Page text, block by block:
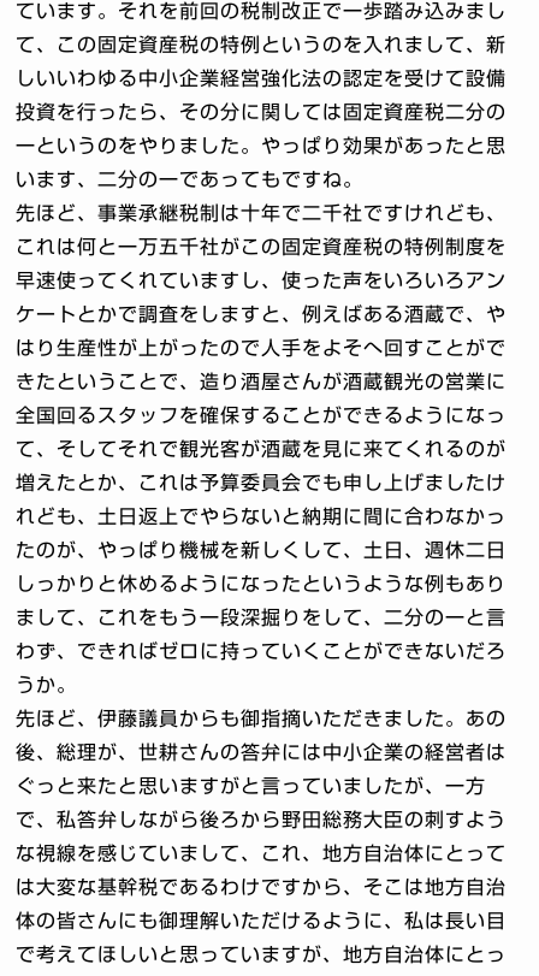
ています。それを前回の税制改正で一歩踏み込みまし
て、この固定資産税の特例というのを入れまして、新
しいいわゆる中小企業経営強化法の認定を受けて設備
投資を行ったら、その分に関しては固定資産税二分の
一というのをやりました。やっぱり効果があったと思
います、二分の一であってもですね。
先ほど、事業承継税制は十年で二千社ですけれども、
これは何と一万五千社がこの固定資産税の特例制度を
早速使ってくれていますし、使った声をいろいろアン
ケートとかで調査をしますと、例えばある酒蔵で、や
はり生産性が上がったので人手をよそへ回すことがで
きたということで、造り酒屋さんが酒蔵観光の営業に
全国回るスタッフを確保することができるようになっ
て、そしてそれで観光客が酒蔵を見に来てくれるのが
増えたとか、これは予算委員会でも申し上げましたけ
れども、土日返上でやらないと納期に間に合わなかっ
たのが、やっぱり機械を新しくして、土日、週休二日
しっかりと休めるようになったというような例もあり
まして、これをもう一段深掘りをして、二分の一と言
わず、できればゼロに持っていくことができないだろ
うか。
先ほど、伊藤議員からも御指摘いただきました。あの
後、総理が、世耕さんの答弁には中小企業の経営者は
ぐっと来たと思いますがと言っていましたが、一方
で、私答弁しながら後ろから野田総務大臣の刺すよう
な視線を感じていまして、これ、地方自治体にとって
は大変な基幹税であるわけですから、そこは地方自治
体の皆さんにも御理解いただけるように、私は長い目
で考えてほしいと思っていますが、地方自治体にとっ